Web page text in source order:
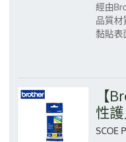
經由
品質材
黏貼表
【
性
SCOE